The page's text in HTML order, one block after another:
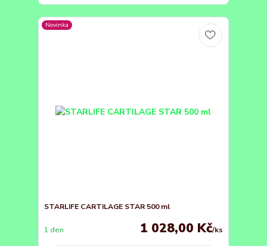
Novinka
STARLIFE CARTILAGE STAR 500 ml
1 028,00 Kč/ks
1 den